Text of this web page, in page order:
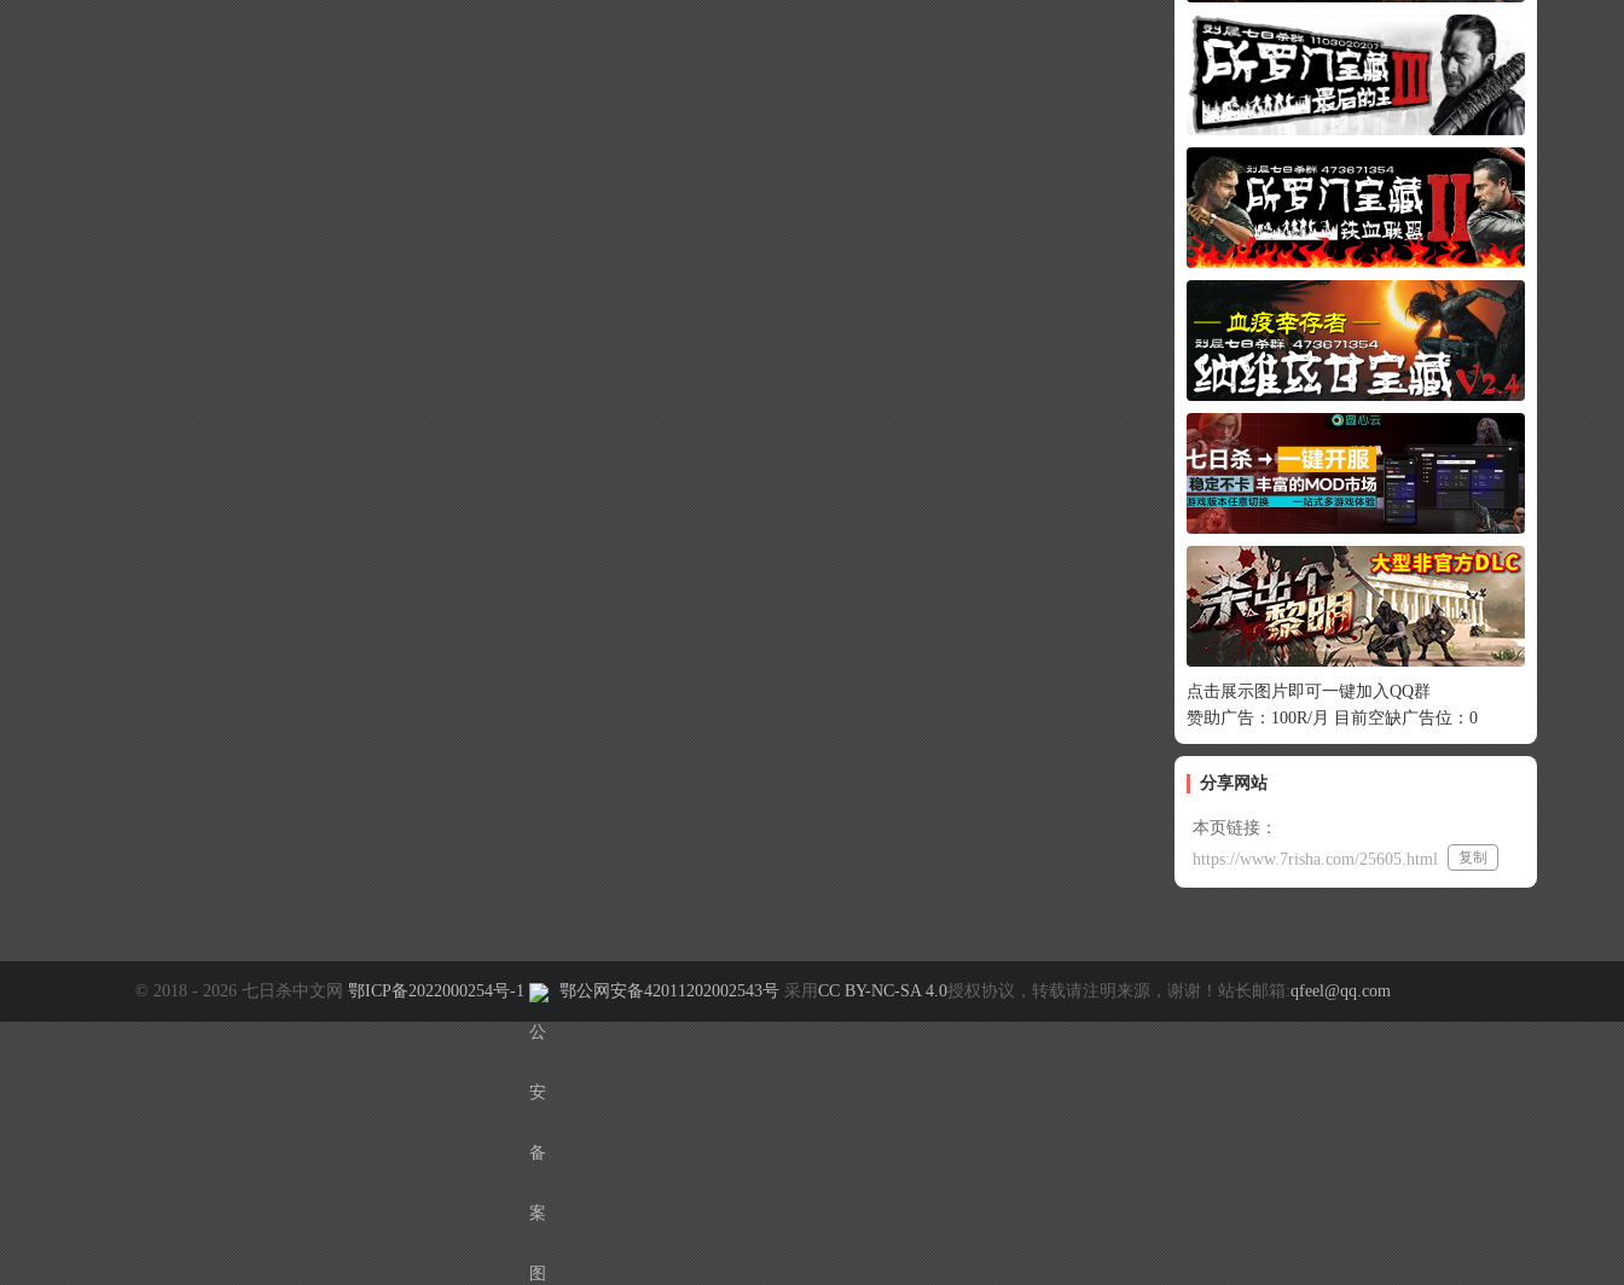
点击展示图片即可一键加入QQ群
赞助广告：100R/月 目前空缺广告位：0
分享网站
本页链接：
https://www.7risha.com/25605.html
复制
© 2018 - 2026 七日杀中文网 鄂ICP备2022000254号-1 鄂公网安备42011202002543号 采用 CC BY-NC-SA 4.0授权协议，转载请注明来源，谢谢！站长邮箱:qfeel@qq.com